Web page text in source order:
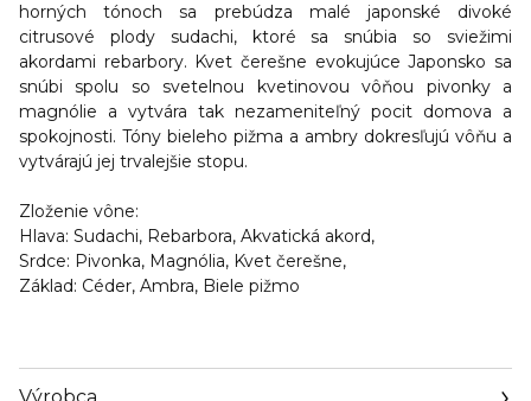
horných tónoch sa prebúdza malé japonské divoké
citrusové plody sudachi, ktoré sa snúbia so sviežimi
akordami rebarbory. Kvet čerešne evokujúce Japonsko sa
snúbi spolu so svetelnou kvetinovou vôňou pivonky a
magnólie a vytvára tak nezameniteľný pocit domova a
spokojnosti. Tóny bieleho pižma a ambry dokresľujú vôňu a
vytvárajú jej trvalejšie stopu.
Zloženie vône:
Hlava: Sudachi, Rebarbora, Akvatická akord,
Srdce: Pivonka, Magnólia, Kvet čerešne,
Základ: Céder, Ambra, Biele pižmo